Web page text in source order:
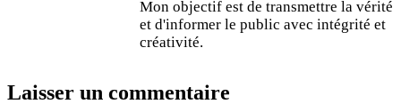
Mon objectif est de transmettre la vérité
et d'informer le public avec intégrité et
créativité.
Laisser un commentaire